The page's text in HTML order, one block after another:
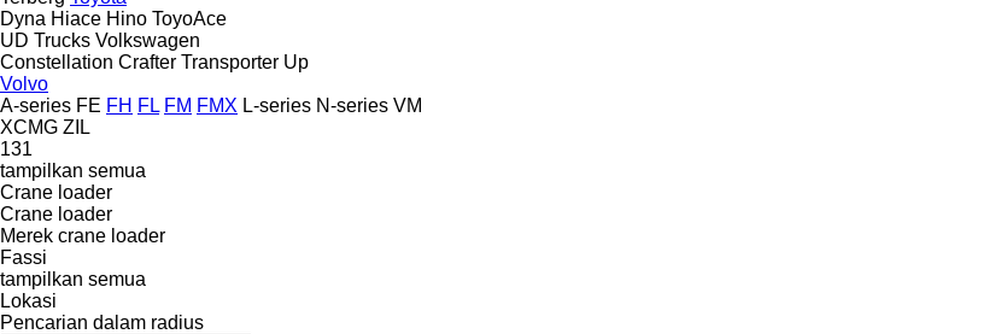
Dyna Hiace Hino ToyoAce
UD Trucks Volkswagen
Constellation Crafter Transporter Up
Volvo
A-series FE FH FL FM FMX L-series N-series VM
XCMG ZIL
131
tampilkan semua
Crane loader
Crane loader
Merek crane loader
Fassi
tampilkan semua
Lokasi
Pencarian dalam radius